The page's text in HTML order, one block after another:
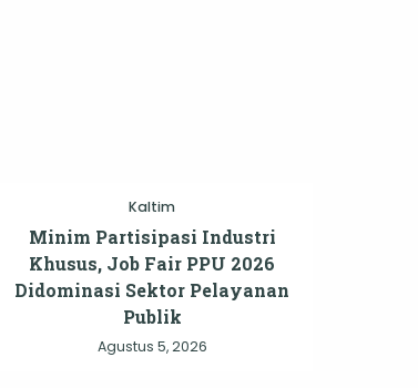
Kaltim
Minim Partisipasi Industri
Khusus, Job Fair PPU 2026
Didominasi Sektor Pelayanan
Publik
Agustus 5, 2026